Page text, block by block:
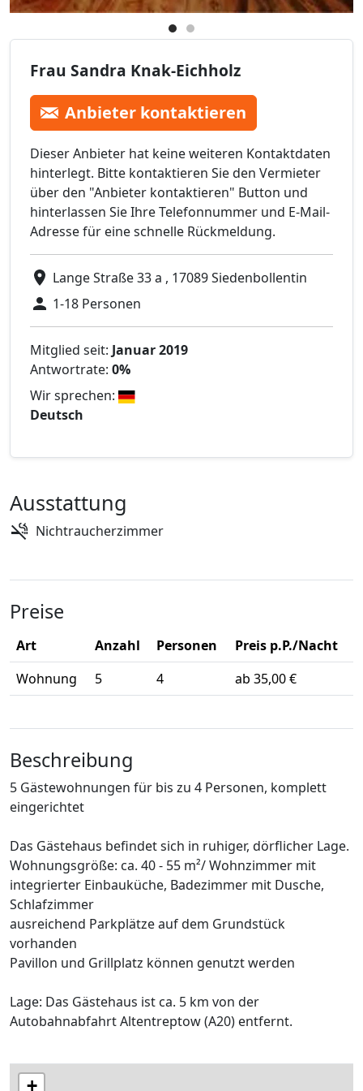
Frau Sandra Knak-Eichholz
Anbieter kontaktieren
Dieser Anbieter hat keine weiteren Kontaktdaten
hinterlegt. Bitte kontaktieren Sie den Vermieter
über den "Anbieter kontaktieren" Button und
hinterlassen Sie Ihre Telefonnummer und E-Mail-
Adresse für eine schnelle Rückmeldung.
Lange Straße 33 a , 17089 Siedenbollentin
1-18 Personen
Mitglied seit: Januar 2019
Antwortrate: 0%
Wir sprechen:
Deutsch
Ausstattung
Nichtraucherzimmer
Preise
Art Anzahl Personen
Preis p.P./Nacht
Wohnung
5 4 ab 35,00 €
Beschreibung
5 Gästewohnungen für bis zu 4 Personen, komplett
eingerichtet
Das Gästehaus befindet sich in ruhiger, dörflicher Lage.
Wohnungsgröße: ca. 40 - 55 m²/ Wohnzimmer mit
integrierter Einbauküche, Badezimmer mit Dusche,
Schlafzimmer
ausreichend Parkplätze auf dem Grundstück
vorhanden
Pavillon und Grillplatz können genutzt werden
Lage: Das Gästehaus ist ca. 5 km von der
Autobahnabfahrt Altentreptow (A20) entfernt.
+